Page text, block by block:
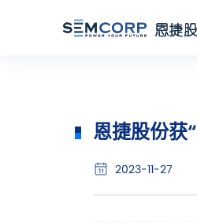
恩捷股份获
2023-11-27